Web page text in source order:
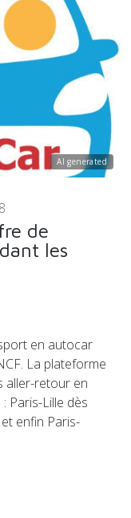
AI generated
de
les
en autocar
La plateforme
aller-retour en
Paris-Lille dès
enfin Paris-